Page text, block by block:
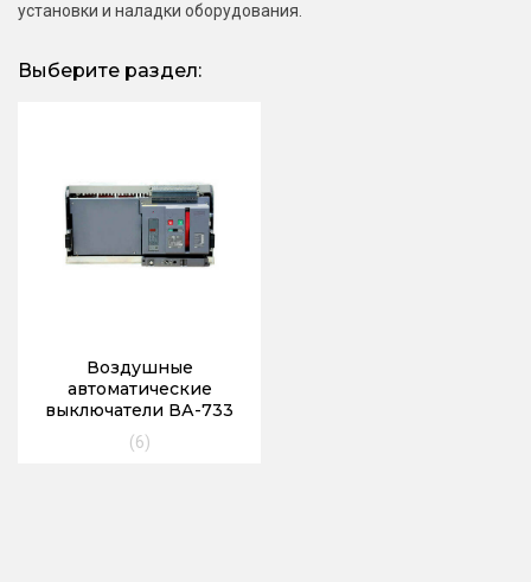
установки и наладки оборудования.
Выберите раздел:
Воздушные
автоматические
выключатели ВА-733
(6)